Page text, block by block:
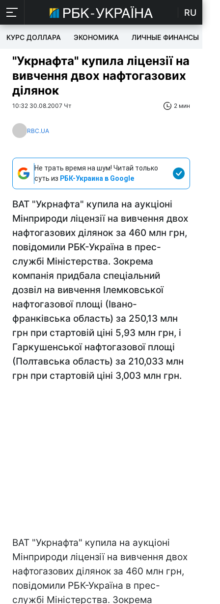
RU
КУРС ДОЛЛАРА ЭКОНОМИКА ЛИЧНЫЕ ФИНАНСЫ
"Укрнафта" купила ліцензії на
вивчення двох нафтогазових
ділянок
10:32 30.08.2007 Чт 2 мин
RBC.UA
Не трать время на шум! Читай только
суть из РБК-Украина в Google
ВАТ "Укрнафта" купила на аукціоні
Мінприроди ліцензії на вивчення двох
нафтогазових ділянок за 460 млн грн,
повідомили РБК-Україна в прес-
службі Міністерства. Зокрема
компанія придбала спеціальний
дозвіл на вивчення Ілемковської
нафтогазової площі (Івано-
франківська область) за 250,13 млн
грн при стартовій ціні 5,93 млн грн, і
Гаркушенської нафтогазової площі
(Полтавська область) за 210,033 млн
грн при стартовій ціні 3,003 млн грн.
ВАТ "Укрнафта" купила на аукціоні
Мінприроди ліцензії на вивчення двох
нафтогазових ділянок за 460 млн грн,
повідомили РБК-Україна в прес-
службі Міністерства. Зокрема